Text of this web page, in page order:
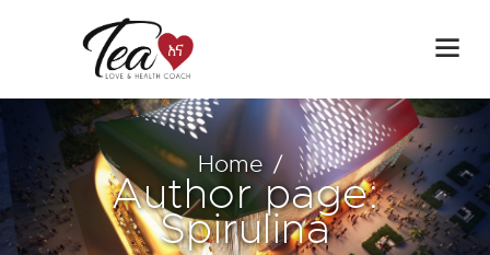
Home
Author page:
Spirulina